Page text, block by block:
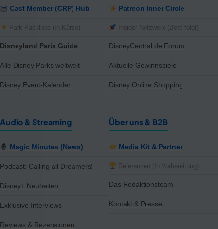
Cast Member (CRP) Hub
Park-Packliste (In Kürze)
Disneyland Paris Guide
Alle Disney Parks weltweit
Disney Event-Kalender
Patreon Inner Circle
Insider-Netzwerk (Beta folgt)
DisneyCentral.de Forum
Aktuelle Gewinnspiele
Disney Online Shopping
Audio & Streaming
Magic Minutes (News)
Podcast: Calling all Dreamers!
Disney+ Neuheiten
Exklusive Interviews
Reviews & Rezensionen
Über uns & B2B
Media Kit & Partner
Referenzen (In Vorbereitung)
Das Redaktionsteam
Kontakt & Presse